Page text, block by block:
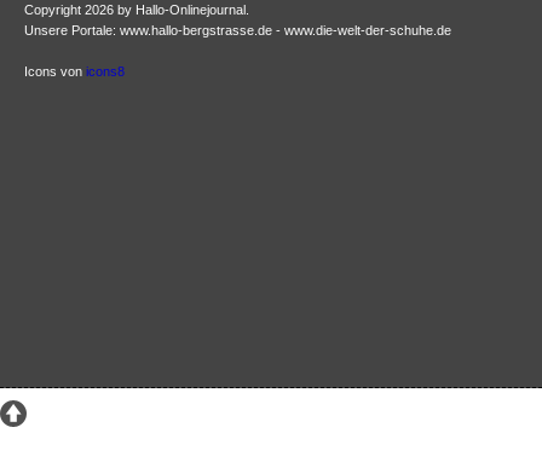
Copyright 2026 by Hallo-Onlinejournal.
Unsere Portale: www.hallo-bergstrasse.de - www.die-welt-der-schuhe.de
Icons von icons8